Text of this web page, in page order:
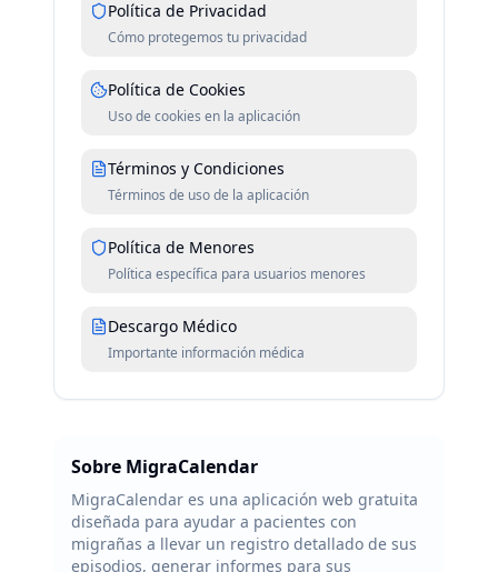
Política de Privacidad
Cómo protegemos tu privacidad
Política de Cookies
Uso de cookies en la aplicación
Términos y Condiciones
Términos de uso de la aplicación
Política de Menores
Política específica para usuarios menores
Descargo Médico
Importante información médica
Sobre MigraCalendar
MigraCalendar es una aplicación web gratuita
diseñada para ayudar a pacientes con
migrañas a llevar un registro detallado de sus
episodios, generar informes para sus